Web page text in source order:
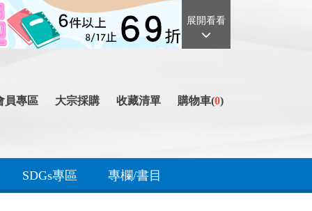
展開看看
員專區 大宗採購 收藏清單 購物車(0)
SDGs專區 專欄/書目